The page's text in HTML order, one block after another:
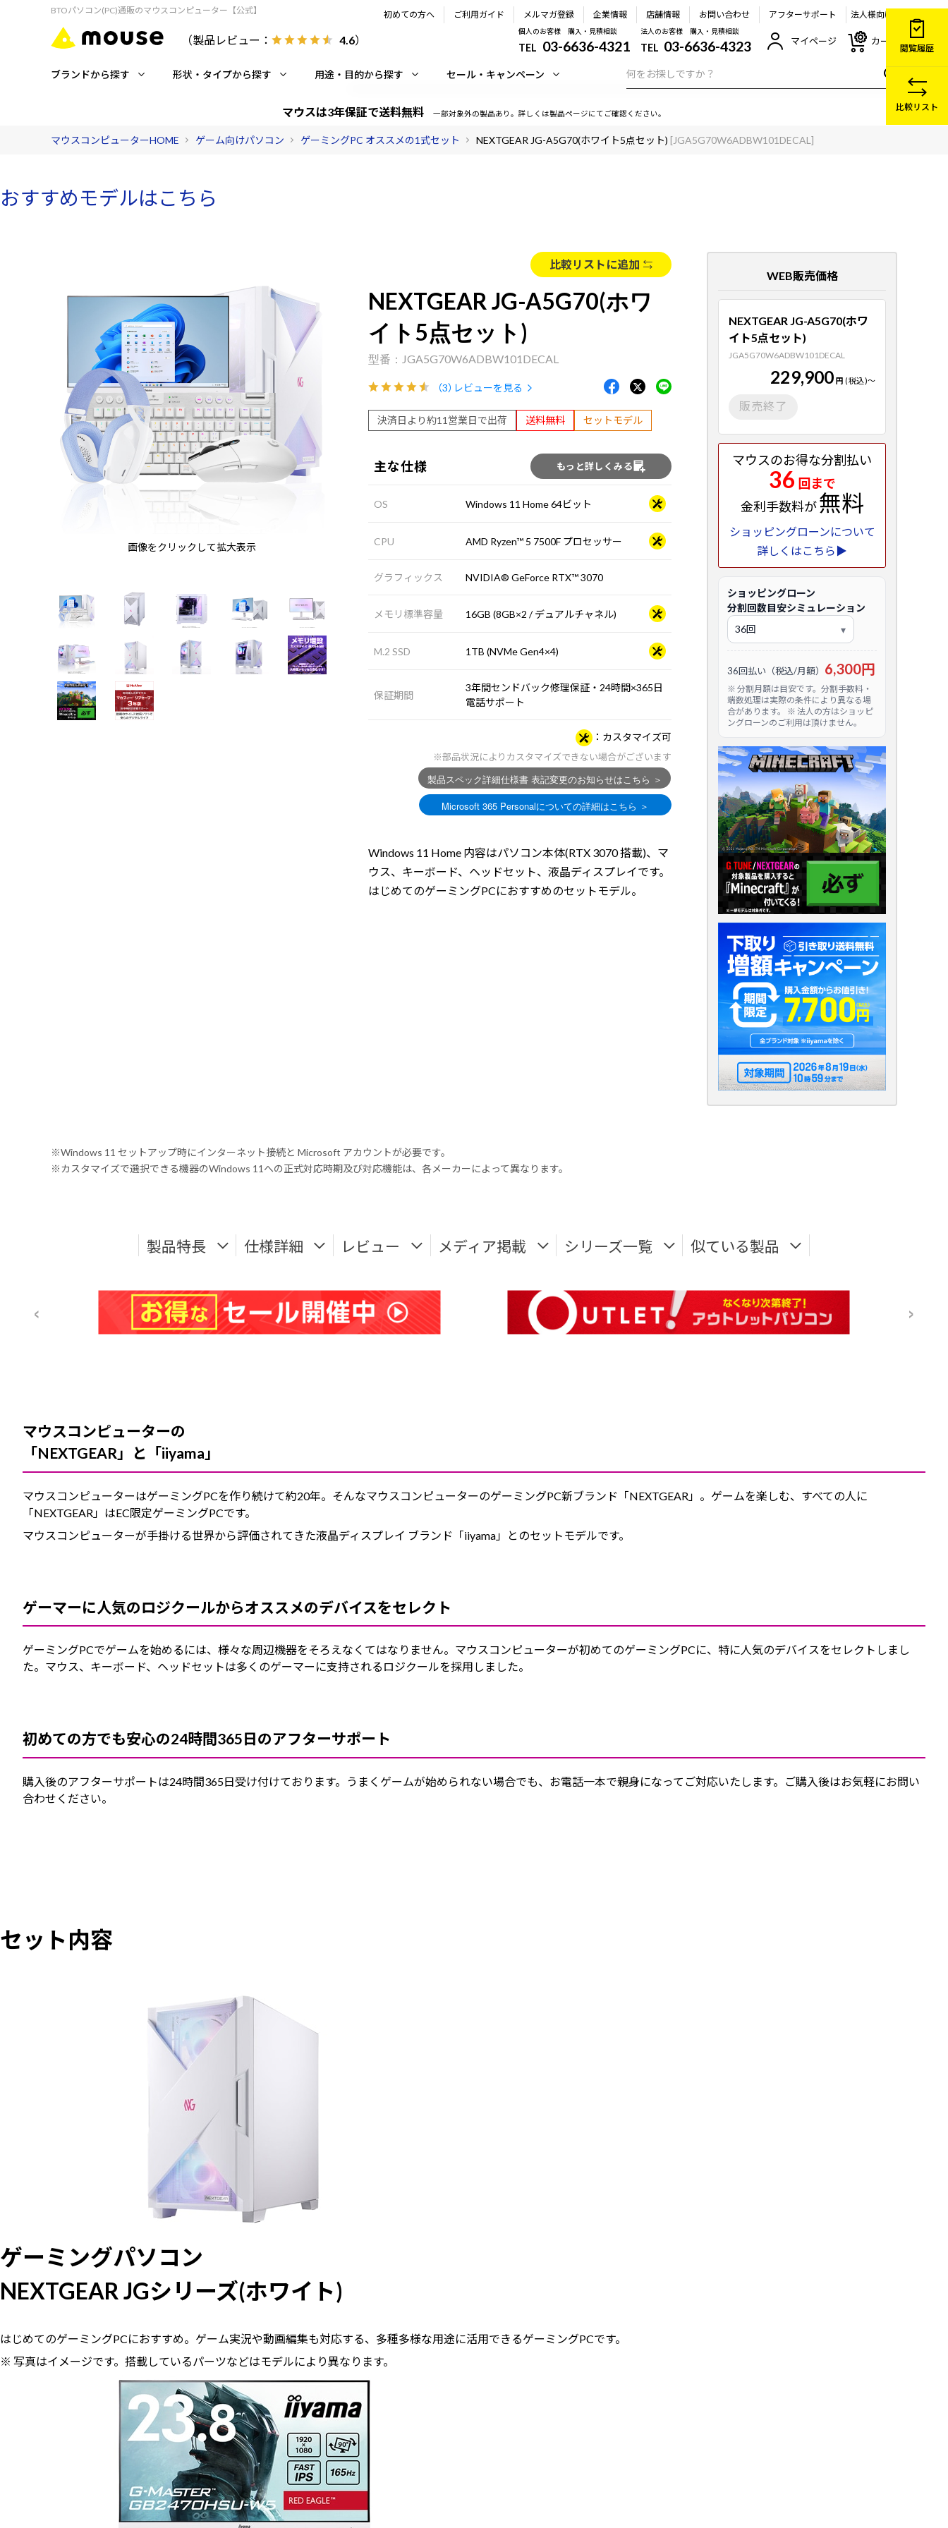
BTOパソコン(PC)通販のマウスコンピューター【公式】
（製品レビュー： 4.6）
初めての方へ ご利用ガイド メルマガ登録 企業情報 店舗情報 お問い合わせ アフターサポート 法人様向け
個人のお客様 購入・見積相談
TEL 03-6636-4321
法人のお客様 購入・見積相談
TEL 03-6636-4323 マイページ カート
ブランドから探す 形状・タイプから探す 用途・目的から探す セール・キャンペーン
マウスは3年保証で送料無料 一部対象外の製品あり。詳しくは製品ページにてご確認ください。
マウスコンピューターHOME ゲーム向けパソコン ゲーミングPC オススメの1式セット NEXTGEAR JG-A5G70(ホワイト5点セット) [JGA5G70W6ADBW101DECAL]
おすすめモデルはこちら
画像をクリックして拡大表示
比較リストに追加
NEXTGEAR JG-A5G70(ホワ
イト5点セット)
JGA5G70W6ADBW101DECAL
（3）レビューを見る
決済日より約11営業日で出荷 送料無料 セットモデル
主な仕様 もっと詳しくみる
OS Windows 11 Home 64ビット
CPU AMD Ryzen™ 5 7500F プロセッサー
グラフィックス NVIDIA® GeForce RTX™ 3070
メモリ標準容量 16GB (8GB×2 / デュアルチャネル)
M.2 SSD 1TB (NVMe Gen4×4)
保証期間
3年間センドバック修理保証・24時間×365日
電話サポート
カスタマイズ可
※部品状況によりカスタマイズできない場合がございます
Windows 11 Home 内容はパソコン本体(RTX 3070 搭載)、マ
ウス、キーボード、ヘッドセット、液晶ディスプレイです。
はじめてのゲーミングPCにおすすめのセットモデル。
WEB販売価格
NEXTGEAR JG-A5G70(ホワ
イト5点セット)
JGA5G70W6ADBW101DECAL
229,900 円 (税込)～
販売終了
マウスのお得な分割払い
36 回まで
金利手数料が無料
ショッピングローンについて
詳しくはこちら▶
ショッピングローン
分割回数目安シミュレーション
36回払い（税込/月額） 6,300円
※ 分割月額は目安です。分割手数料・
端数処理は実際の条件により異なる場
合があります。 ※ 法人の方はショッピ
ングローンのご利用は頂けません。
※Windows 11 セットアップ時にインターネット接続と Microsoft アカウントが必要です。
※カスタマイズで選択できる機器のWindows 11への正式対応時期及び対応機能は、各メーカーによって異なります。
製品特長 仕様詳細 レビュー メディア掲載 シリーズ一覧 似ている製品
マウスコンピューターの
「NEXTGEAR」と「iiyama」
マウスコンピューターはゲーミングPCを作り続けて約20年。そんなマウスコンピューターのゲーミングPC新ブランド「NEXTGEAR」。ゲームを楽しむ、すべての人に
「NEXTGEAR」はEC限定ゲーミングPCです。
マウスコンピューターが手掛ける世界から評価されてきた液晶ディスプレイ ブランド「iiyama」とのセットモデルです。
ゲーマーに人気のロジクールからオススメのデバイスをセレクト
ゲーミングPCでゲームを始めるには、様々な周辺機器をそろえなくてはなりません。マウスコンピューターが初めてのゲーミングPCに、特に人気のデバイスをセレクトしまし
た。マウス、キーボード、ヘッドセットは多くのゲーマーに支持されるロジクールを採用しました。
初めての方でも安心の24時間365日のアフターサポート
購入後のアフターサポートは24時間365日受け付けております。うまくゲームが始められない場合でも、お電話一本で親身になってご対応いたします。ご購入後はお気軽にお問い
合わせください。
セット内容
ゲーミングパソコン
NEXTGEAR JGシリーズ(ホワイト)
はじめてのゲーミングPCにおすすめ。ゲーム実況や動画編集も対応する、多種多様な用途に活用できるゲーミングPCです。
※ 写真はイメージです。搭載しているパーツなどはモデルにより異なります。
閲覧履歴
比較リスト